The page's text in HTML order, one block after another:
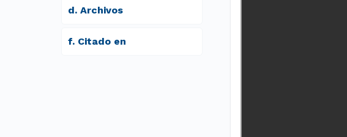
d. archivos
f. Citado en